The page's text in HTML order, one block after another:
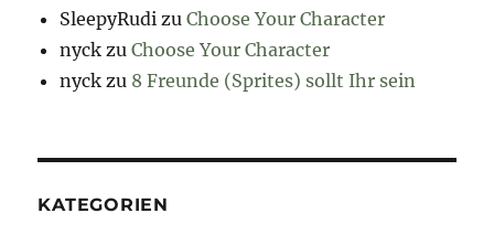
SleepyRudi zuChoose Your Character
nyck zuChoose Your Character
nyck zu 8 Freunde (Sprites) sollt Ihr sein
KATEGORIEN